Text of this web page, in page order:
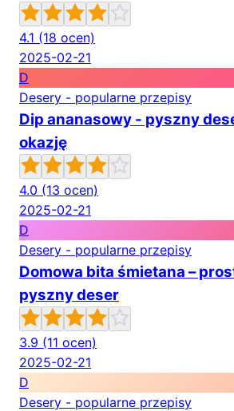
4.1 (18 ocen)
2025-02-21
D
Desery - popularne przepisy
Dip ananasowy - pyszny
okazję
4.0 (13 ocen)
2025-02-21
D
Desery - popularne przepisy
Domowa bita śmietana –
pyszny deser
3.9 (11 ocen)
2025-02-21
D
Desery - popularne przepisy